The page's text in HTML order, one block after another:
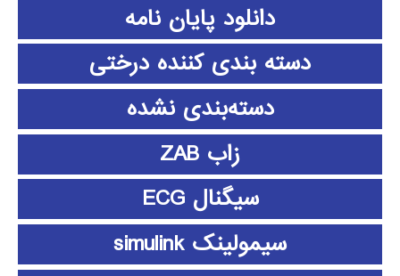
دانلود پايان نامه
دسته بندی کننده درختی
دسته‌بندی نشده
زاب ZAB
سیگنال ECG
سیمولینک simulink